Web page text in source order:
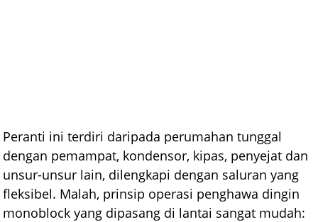
Peranti ini terdiri daripada perumahan tunggal
dengan pemampat, kondensor, kipas, penyejat dan
unsur-unsur lain, dilengkapi dengan saluran yang
fleksibel. Malah, prinsip operasi penghawa dingin
monoblock yang dipasang di lantai sangat mudah: